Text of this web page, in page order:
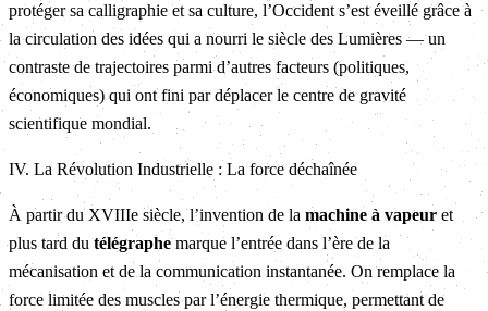
protéger sa calligraphie et sa culture, l’Occident s’est éveillé grâce à
la circulation des idées qui a nourri le siècle des Lumières — un
contraste de trajectoires parmi d’autres facteurs (politiques,
économiques) qui ont fini par déplacer le centre de gravité
scientifique mondial.
IV. La Révolution Industrielle : La force déchaînée
À partir du XVIIIe siècle, l’invention de la machine à vapeur et
plus tard dutélégraphemarque l’entrée dans l’ère de la
mécanisation et de la communication instantanée. On remplace la
force limitée des muscles par l’énergie thermique, permettant de